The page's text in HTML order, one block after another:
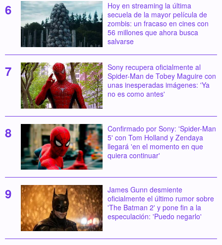
Hoy en streaming la última
secuela de la mayor película de
zombis: un fracaso en cines con
56 millones que ahora busca
salvarse
Sony recupera oficialmente al
Spider-Man de Tobey Maguire con
unas inesperadas imágenes: 'Ya
no es como antes'
Confirmado por Sony: 'Spider-Man
5' con Tom Holland y Zendaya
llegará 'en el momento en que
quiera continuar'
James Gunn desmiente
oficialmente el último rumor sobre
'The Batman 2' y pone fin a la
especulación: 'Puedo negarlo'